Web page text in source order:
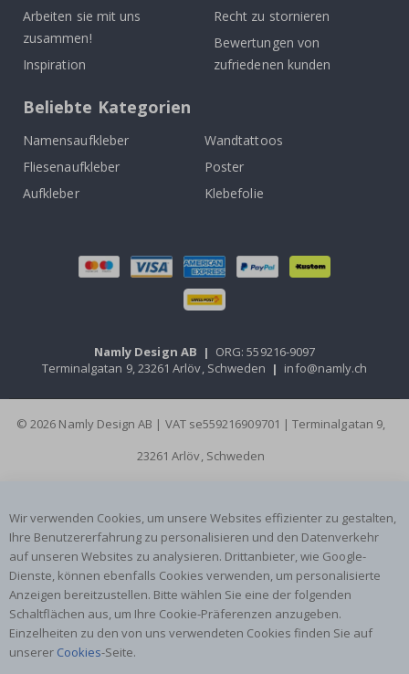
Arbeiten sie mit uns
zusammen!
Inspiration
Recht zu stornieren
Bewertungen von
zufriedenen kunden
Beliebte Kategorien
Namensaufkleber
Wandtattoos
Fliesenaufkleber
Poster
Aufkleber
Klebefolie
Namly Design AB | ORG: 559216-9097
Terminalgatan 9, 23261 Arlöv, Schweden | info@namly.ch
© 2026 Namly Design AB | VAT se559216909701 | Terminalgatan 9,
23261 Arlöv, Schweden
Wir verwenden Cookies, um unsere Websites effizienter zu gestalten,
Ihre Benutzererfahrung zu personalisieren und den Datenverkehr
auf unseren Websites zu analysieren. Drittanbieter, wie Google-
Dienste, können ebenfalls Cookies verwenden, um personalisierte
Anzeigen bereitzustellen. Bitte wählen Sie eine der folgenden
Schaltflächen aus, um Ihre Cookie-Präferenzen anzugeben.
Einzelheiten zu den von uns verwendeten Cookies finden Sie auf
unserer Cookies-Seite.